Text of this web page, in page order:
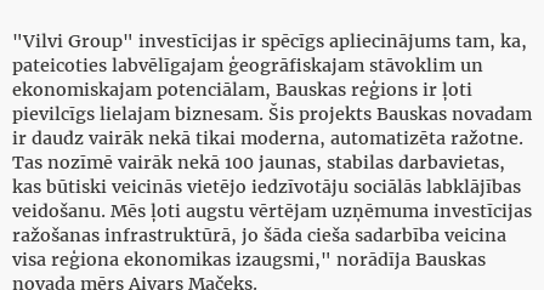
"Vilvi Group" investīcijas ir spēcīgs apliecinājums tam, ka,
pateicoties labvēlīgajam ģeogrāfiskajam stāvoklim un
ekonomiskajam potenciālam, Bauskas reģions ir ļoti
pievilcīgs lielajam biznesam. Šis projekts Bauskas novadam
ir daudz vairāk nekā tikai moderna, automatizēta ražotne.
Tas nozīmē vairāk nekā 100 jaunas, stabilas darbavietas,
kas būtiski veicinās vietējo iedzīvotāju sociālās labklājības
veidošanu. Mēs ļoti augstu vērtējam uzņēmuma investīcijas
ražošanas infrastruktūrā, jo šāda cieša sadarbība veicina
visa reģiona ekonomikas izaugsmi," norādīja Bauskas
novada mērs Aivars Mačeks.